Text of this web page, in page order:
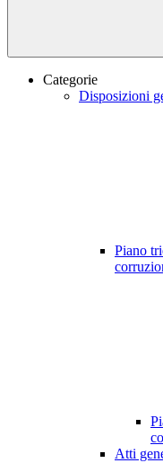
Categorie
Disposizioni
Piano
Atti